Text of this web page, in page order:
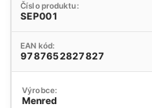
Číslo produktu:
SEP001
EAN kód:
9787652827827
Výrobce:
Menred